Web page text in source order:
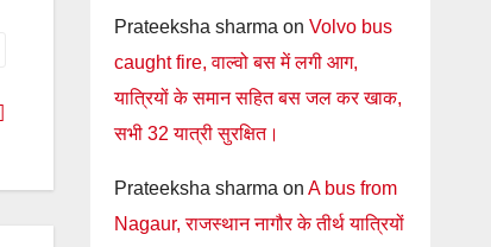
Prateeksha sharma on Volvo bus
caught fire, वाल्वो बस में लगी आग,
यात्रियों के समान सहित बस जल कर खाक,
सभी 32 यात्री सुरक्षित।
Prateeksha sharma on A bus from
Nagaur, राजस्थान नागौर के तीर्थ यात्रियों